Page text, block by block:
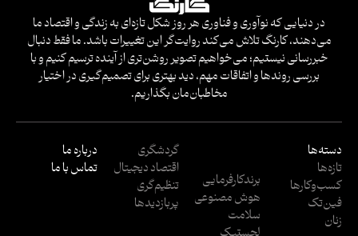
در دنیایی که نوآوری و فناوری هر روز شکل تازه‌ای به زندگی و اقتصاد ما
می‌دهند، کارنگ تلاش می‌کند روایت‌گر این تغییرات باشد. ما فقط دنبال
خبررسانی نیستیم؛ می‌خواهیم تصویر روشن‌تری از آینده ترسیم کنیم و با
بررسی روندها و اتفاقات مهم، دید بهتری برای تصمیم‌گیری در اختیار
مخاطبان‌مان بگذاریم.
دسته‌ها
تازه‌ها
کسب‌وکار‌ها
فین‌تک
زنان
برندکارفرمایی
هوش مصنوعی
سلامت
گردشگری
اقتصاد دیجیتال
تنظیم‌گری
پربازدید‌ها
درباره ما
تماس با ما